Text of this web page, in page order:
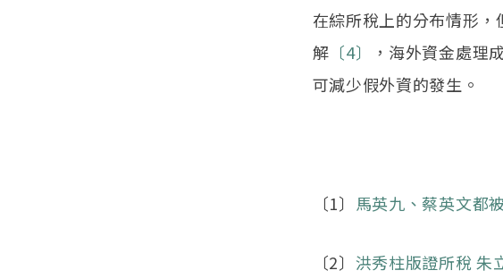
在綜所稅上的分布情形
解 〔4〕
，海外資金處理
可減少假外資的發生。
〔1〕 馬英九、蔡英文都
〔2〕 洪秀柱版證所稅 朱